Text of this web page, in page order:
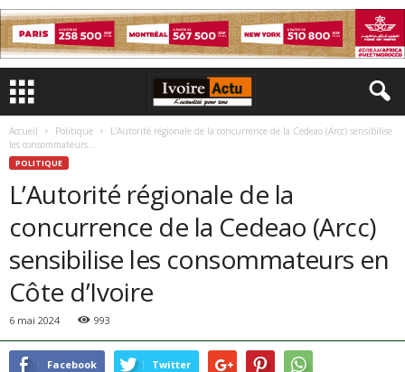
Accueil Politique
L’Autorité régionale de la concurrence de la Cedeao (Arcc) sensibilise
les consommateurs...
POLITIQUE
L’Autorité régionale de la
concurrence de la Cedeao (Arcc)
sensibilise les consommateurs en
Côte d’Ivoire
6 mai 2024 993
Facebook Twitter